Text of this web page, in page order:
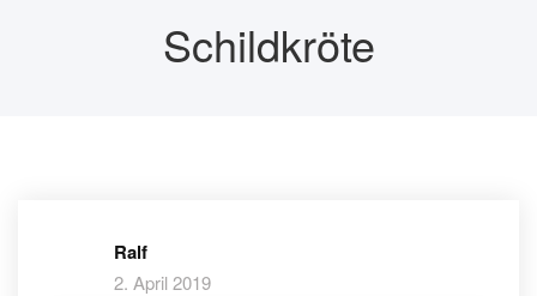
Schildkröte
Ralf
2. April 2019